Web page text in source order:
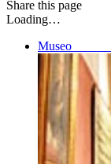
Share this page
Loading…
Museo